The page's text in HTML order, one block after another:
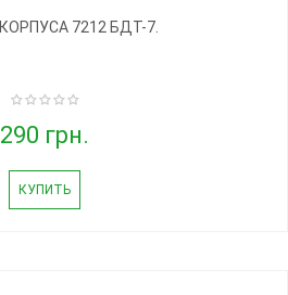
7212 БДТ-7.
290 грн.
КУПИТЬ